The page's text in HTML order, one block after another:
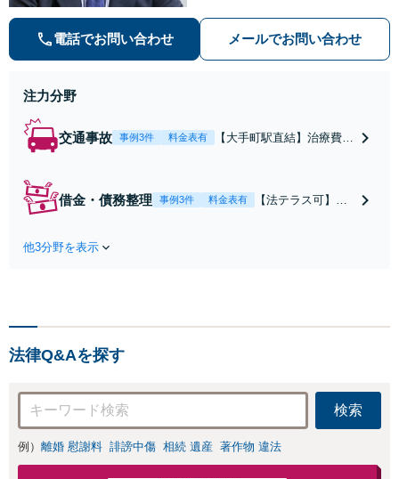
打切り延長交渉・慰謝料の増額なら
お任せを。【借金・債務整理】状況
電話でお問い合わせ メールでお問い合わせ
注力分野
交通事故 事例3件 料金表有
【大手町駅直結】治療費の
償額が提案されていても、
保険会社と粘り強く交渉を
借金・債務整理 事例3件 料金表有
【法テラス可】
せた解決策をご提
再生など幅広い分
野に対応。人生の
再出発をサポート
【初回面談無料】
他3分野を表示
法律Q&Aを探す
検索
例） 離婚 慰謝料 誹謗中傷 相続 遺産 著作物 違法